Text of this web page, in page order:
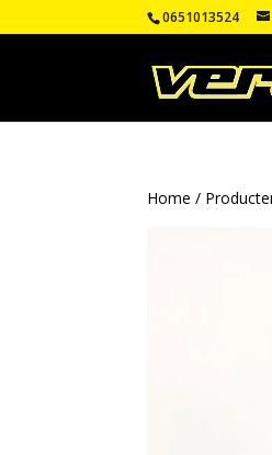
0651013524
Home /